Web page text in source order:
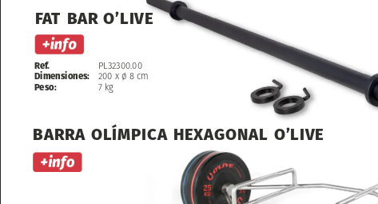
BARRA OLÍMPICA HEXAGONAL O’LIVE
FAT BAR O’LIVE
Ref.
Dimensiones:
Peso:
PL32300.00
200 x ø 8 cm
7 kg